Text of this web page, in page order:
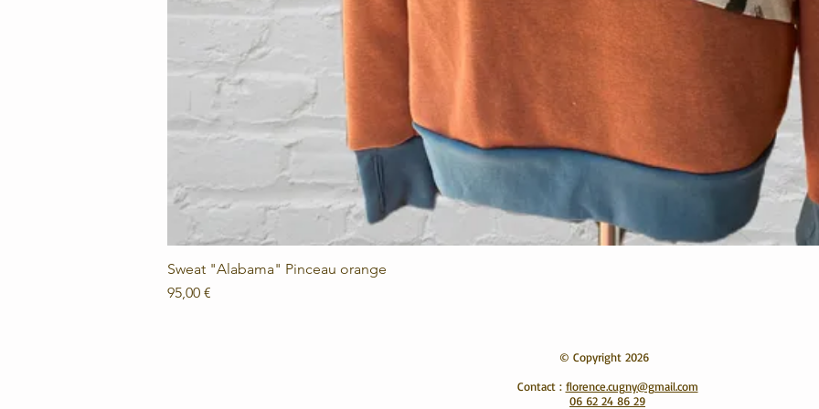
Sweat "Alabama" Pinceau orange
Prix
95,00 €
© Copyright 2026
Contact : florence.cugny@gmail.com
06 62 24 86 29